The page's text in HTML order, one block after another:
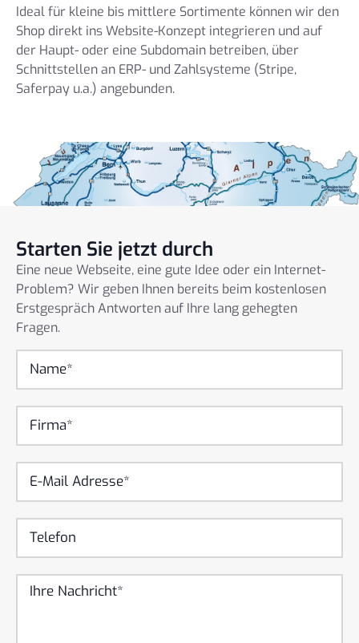
Ideal für kleine bis mittlere Sortimente können wir den
Shop direkt ins Website-Konzept integrieren und auf
der Haupt- oder eine Subdomain betreiben, über
Schnittstellen an ERP- und Zahlsysteme (Stripe,
Saferpay u.a.) angebunden.
Starten Sie jetzt durch
Eine neue Webseite, eine gute Idee oder ein Internet-
Problem? Wir geben Ihnen bereits beim kostenlosen
Erstgespräch Antworten auf Ihre lang gehegten
Fragen.